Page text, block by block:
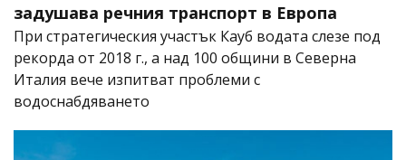
задушава речния транспорт в Европа
При стратегическия участък Кауб водата слезе под
рекорда от 2018 г., а над 100 общини в Северна
Италия вече изпитват проблеми с
водоснабдяването